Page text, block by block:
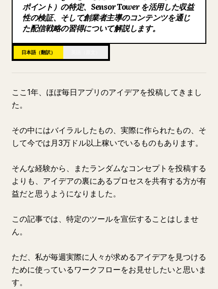
ポイント）の特定、Sensor Tower を活用した収益
性の検証、そして創業者主導のコンテンツを通じ
た配信戦略の習得について解説します。
日本語（翻訳）
ここ1年、ほぼ毎日アプリのアイデアを投稿してきまし
た。
その中にはバイラルしたもの、実際に作られたもの、そ
して今では月3万ドル以上稼いでいるものもあります。
そんな経験から、またランダムなコンセプトを投稿する
よりも、アイデアの裏にあるプロセスを共有する方が有
益だと思うようになりました。
この記事では、特定のツールを宣伝することはしませ
ん。
ただ、私が毎週実際に人々が求めるアイデアを見つける
ために使っているワークフローをお見せしたいと思いま
す。